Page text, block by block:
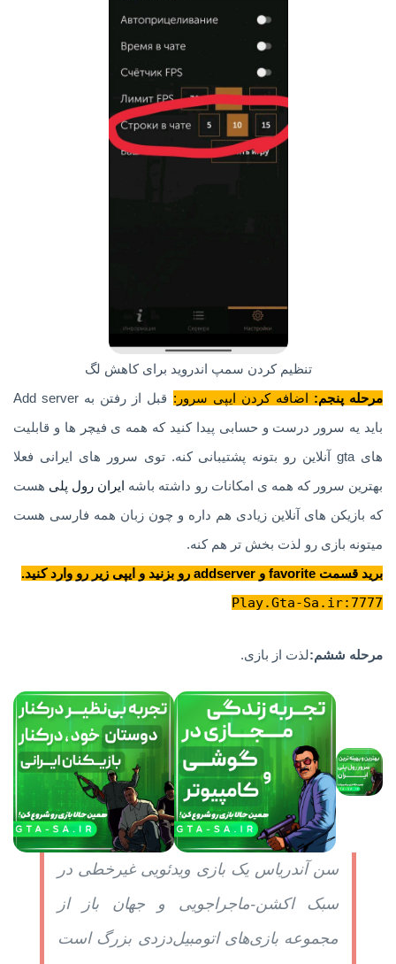
تنظیم کردن سمپ اندروید برای کاهش لگ
مرحله پنجم: اضافه کردن ایپی سرور:
قبل از رفتن به Add server
باید یه سرور درست و حسابی پیدا کنید که همه ی فیچر ها و قابلیت
های gta آنلاین رو بتونه پشتیبانی کنه. توی سرور های ایرانی فعلا
بهترین سرور که همه ی امکانات رو داشته باشه ایران رول پلی هست
که بازیکن های آنلاین زیادی هم داره و چون زبان همه فارسی هست
میتونه بازی رو لذت بخش تر هم کنه.
برید قسمت favorite و addserver رو بزنید و ایپی زیر رو وارد کنید.
Play.Gta-Sa.ir:7777
مرحله ششم:لذت از بازی.
سن آندریاس یک بازی ویدئویی غیرخطی در
سبک اکشن-ماجراجویی و جهان باز از
مجموعه بازی‌های اتومبیل‌دزدی بزرگ است